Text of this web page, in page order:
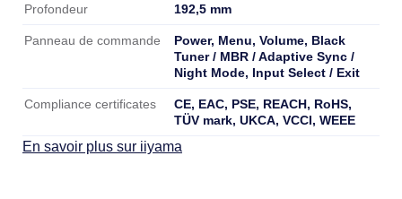
Profondeur 192,5 mm
Panneau de commande
Power, Menu, Volume, Black
Tuner / MBR / Adaptive Sync /
Night Mode, Input Select / Exit
Compliance certificates
CE, EAC, PSE, REACH, RoHS,
TÜV mark, UKCA, VCCI, WEEE
En savoir plus sur iiyama